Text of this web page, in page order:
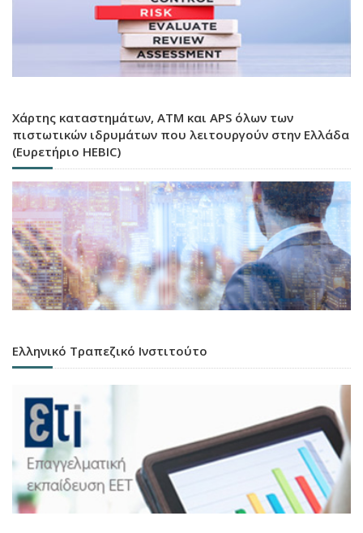
Χάρτης καταστημάτων, ATM και APS όλων των
πιστωτικών ιδρυμάτων που λειτουργούν στην Ελλάδα
(Ευρετήριο HEBIC)
Ελληνικό Τραπεζικό Ινστιτούτο